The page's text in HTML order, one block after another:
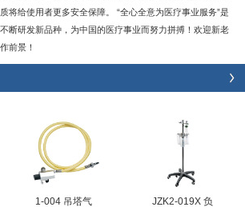
将给使用者更多安全保障。 “全心全意为医疗事业服务”是
断研发新品种，为中国的医疗事业而努力拼搏！欢迎新老
前景！
1-004 吊塔气 JZK2-019X 负